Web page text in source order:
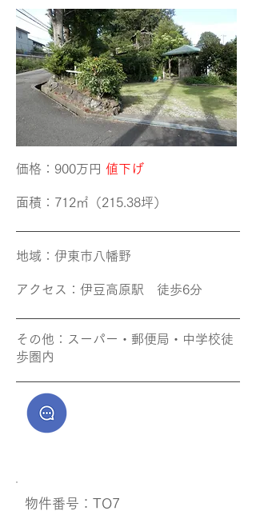
価格​：900万円 値下げ
面積​：712㎡（215.38坪）
地域​：伊東市八幡野
アクセス​：伊豆高原駅 徒歩6分
その他​：スーパー・郵便局・中学校徒
歩圏内
​物件番号：TO7